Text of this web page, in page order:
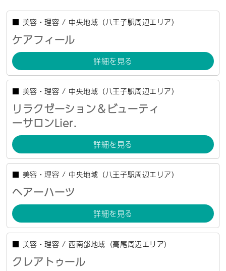
■ 美容・理容 / 中央地域（八王子駅周辺エリア）
ケアフィール
詳細を見る
■ 美容・理容 / 中央地域（八王子駅周辺エリア）
リラクゼーション＆ビューティ
ーサロンLier.
詳細を見る
■ 美容・理容 / 中央地域（八王子駅周辺エリア）
ヘアーハーツ
詳細を見る
■ 美容・理容 /西南部地域（高尾周辺エリア）
クレアトゥール